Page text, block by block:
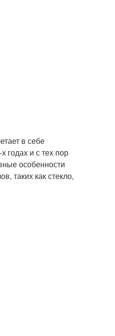
в себе
годах и с тех пор
особенности
таких как стекло,